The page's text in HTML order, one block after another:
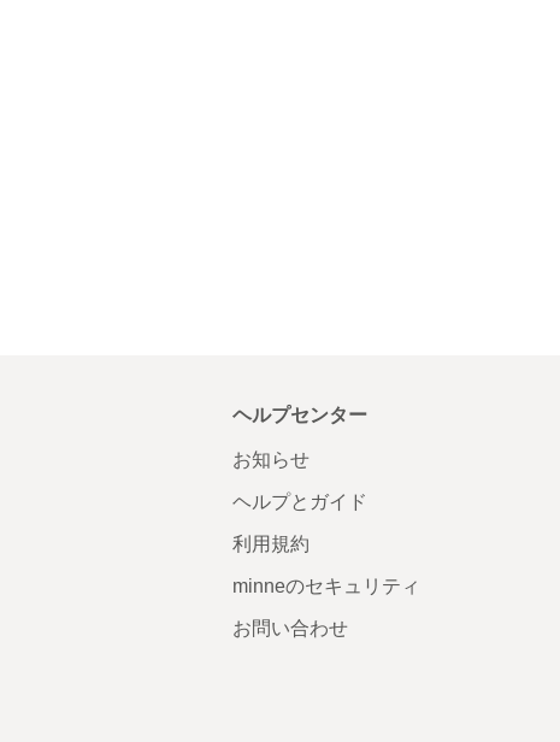
ヘルプセンター
お知らせ
ヘルプとガイド
利用規約
minneのセキュリティ
お問い合わせ